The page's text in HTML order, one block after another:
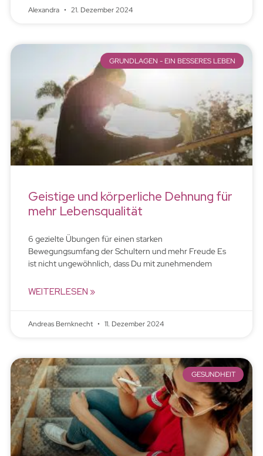
Alexandra 21. Dezember 2024
GRUNDLAGEN - EIN BESSERES LEBEN
Geistige und körperliche Dehnung für
mehr Lebensqualität
6 gezielte Übungen für einen starken
Bewegungsumfang der Schultern und mehr Freude Es
ist nicht ungewöhnlich, dass Du mit zunehmendem
WEITERLESEN »
Andreas Bernknecht 11. Dezember 2024
GESUNDHEIT